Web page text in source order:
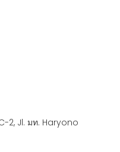
2, Jl. มท. Haryono